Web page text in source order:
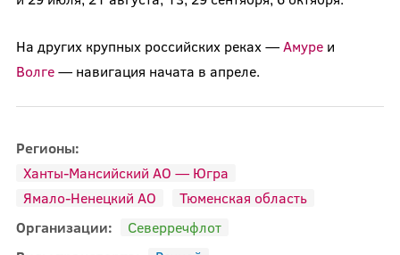
На других крупных российских реках —Амуреи
Волге— навигация начата в апреле.
Регионы:
Ханты-Мансийский АО — Югра
Ямало-Ненецкий АО
Тюменская область
Организации:
Северречфлот